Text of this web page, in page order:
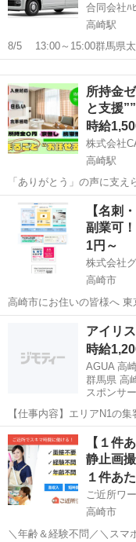
合同会社ﾊ
高崎駅
8/5 13:00～15:00群馬県
所持金
と支援
時給
株式会社
高崎駅
「ありがとう」の声に支
績が確かな信頼の証です🍀
めに支援が必要な方はお問
群馬 高崎市 高崎駅
【名刺
副業可
1円～
株式会社
高崎市
高崎市にお住いの皆様へ 東京五反田の印刷屋【BUSINESS名刺印刷
所】です。 Wワーク・副業として 企業や飲食店等の店舗に対して 名
刺印刷の開拓営業 を行って
営業
アイリ
時給
AGUA 高
群馬県 高
スポンサ
【仕事内容】エリアN1の
OK・連休OK <募集職種>
ロウスタイリング ・ブロ
エクステ サロン内業務 ・...
アルバイト・パート
【１件
静止画
１件あ
ご近所ワ
高崎市
＼年齢＆経験不問／＼スマ